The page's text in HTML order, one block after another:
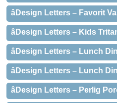
âDesign Letters – Favorit
âDesign Letters – Kids
âDesign Letters – Lunch
âDesign Letters – Lunch
âDesign Letters – Perlig